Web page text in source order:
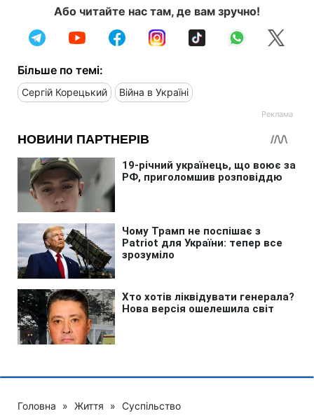
Або читайте нас там, де вам зручно!
Більше по темі:
Сергій Корецький Війна в Україні
Головна » Життя » Суспільство